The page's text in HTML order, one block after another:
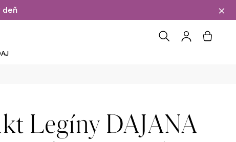
deň ×
Hľadať
Legíny DAJANA